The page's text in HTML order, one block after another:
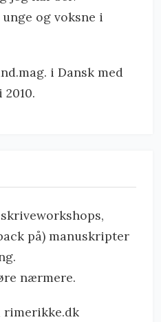
og voksne i
i Dansk med
på) manuskripter
nærmere.
rimerikke.dk